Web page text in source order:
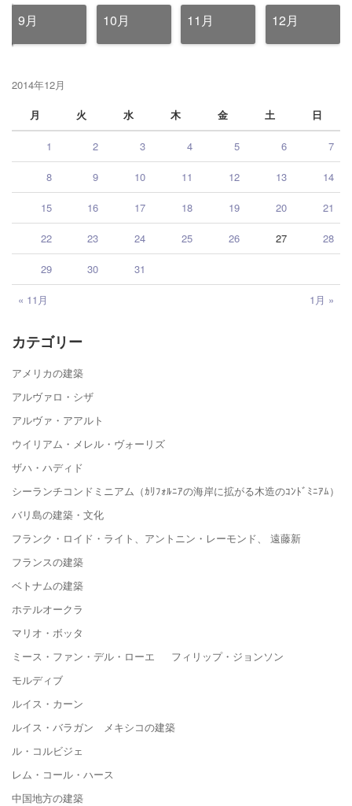
9月 10月 11月 12月
2014年12月
月
火 水 木 金 土 日
« 11月 1月 »
1 2 3 4 5 6 7
8 9 10 11 12 13 14
15 16 17 18 19 20 21
22 23 24 25 26 27 28
29 30 31
カテゴリー
アメリカの建築
アルヴァロ・シザ
アルヴァ・アアルト
ウイリアム・メレル・ヴォーリズ
ザハ・ハディド
シーランチコンドミニアム（ｶﾘﾌｫﾙﾆｱの海岸に拡がる木造のｺﾝﾄﾞﾐﾆｱﾑ）
バリ島の建築・文化
フランク・ロイド・ライト、アントニン・レーモンド、 遠藤新
フランスの建築
ベトナムの建築
ホテルオークラ
マリオ・ボッタ
ミース・ファン・デル・ローエ フィリップ・ジョンソン
モルディブ
ルイス・カーン
ルイス・バラガン メキシコの建築
ル・コルビジェ
レム・コール・ハース
中国地方の建築